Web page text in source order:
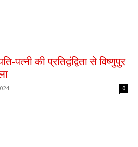
पत्नी की प्रतिद्वंद्विता से विष्णुपुर
0